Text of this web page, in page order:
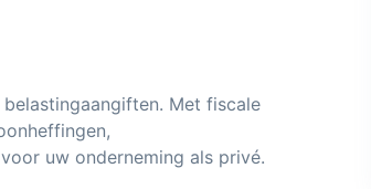
Met fiscale
uw onderneming als privé.